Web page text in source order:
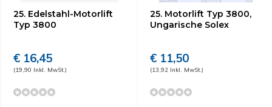
25. Edelstahl-Motorlift
Typ 3800
€ 16,45
(19,90 Inkl. MwSt.)
25. Motorlift Typ 3800,
Ungarische Solex
€ 11,50
(13,92 Inkl. MwSt.)